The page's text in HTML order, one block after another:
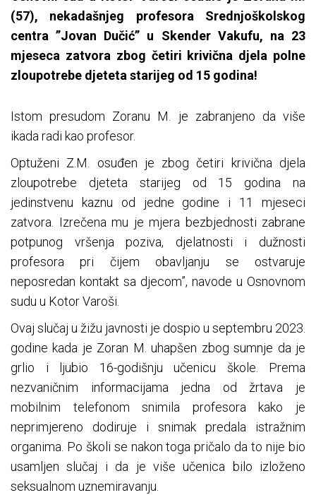
(57), nekadašnjeg profesora Srednjoškolskog
centra ”Jovan Dučić” u Skender Vakufu, na 23
mjeseca zatvora zbog četiri krivična djela polne
zloupotrebe djeteta starijeg od 15 godina!
Istom presudom Zoranu M. je zabranjeno da više
ikada radi kao profesor.
Optuženi Z.M. osuđen je zbog četiri krivična djela
zloupotrebe djeteta starijeg od 15 godina na
jedinstvenu kaznu od jedne godine i 11 mjeseci
zatvora. Izrečena mu je mjera bezbjednosti zabrane
potpunog vršenja poziva, djelatnosti i dužnosti
profesora pri čijem obavljanju se ostvaruje
neposredan kontakt sa djecom”, navode u Osnovnom
sudu u Kotor Varoši.
Ovaj slučaj u žižu javnosti je dospio u septembru 2023.
godine kada je Zoran M. uhapšen zbog sumnje da je
grlio i ljubio 16-godišnju učenicu škole. Prema
nezvaničnim informacijama jedna od žrtava je
mobilnim telefonom snimila profesora kako je
neprimjereno dodiruje i snimak predala istražnim
organima. Po školi se nakon toga pričalo da to nije bio
usamljen slučaj i da je više učenica bilo izloženo
seksualnom uznemiravanju.